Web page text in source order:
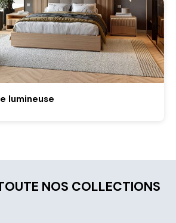
lumineuse
NOS COLLECTIONS